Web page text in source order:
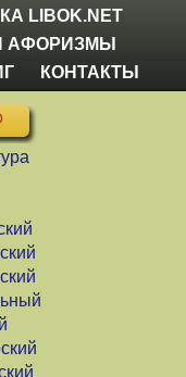
LIBOK.NET
АФОРИЗМЫ
КОНТАКТЫ